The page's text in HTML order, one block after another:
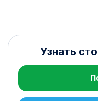
Узнать